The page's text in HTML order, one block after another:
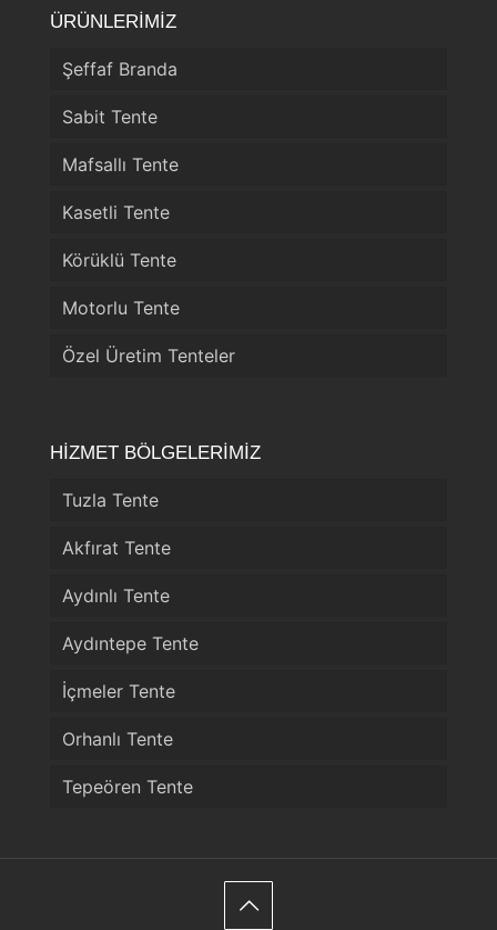
ÜRÜNLERİMİZ
Şeffaf Branda
Sabit Tente
Mafsallı Tente
Kasetli Tente
Körüklü Tente
Motorlu Tente
Özel Üretim Tenteler
HİZMET BÖLGELERİMİZ
Tuzla Tente
Akfırat Tente
Aydınlı Tente
Aydıntepe Tente
İçmeler Tente
Orhanlı Tente
Tepeören Tente